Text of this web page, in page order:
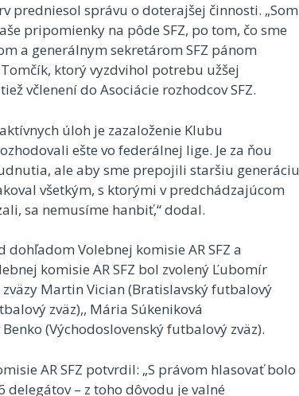
predniesol správu o doterajšej činnosti. „Som
pripomienky na pôde SFZ, po tom, čo sme
a generálnym sekretárom SFZ pánom
ktorý vyzdvihol potrebu užšej
včlenení do Asociácie rozhodcov SFZ.
úloh je zazaloženie Klubu
ešte vo federálnej lige. Je za ňou
ale aby sme prepojili staršiu generáciu
všetkým, s ktorými v predchádzajúcom
sa nemusíme hanbiť,“ dodal.
Volebnej komisie AR SFZ a
komisie AR SFZ bol zvolený Ľubomír
Martin Vician (Bratislavský futbalový
zväz),, Mária Súkeniková
(Východoslovenský futbalový zväz).
AR SFZ potvrdil: „S právom hlasovať bolo
delegátov – z toho dôvodu je valné